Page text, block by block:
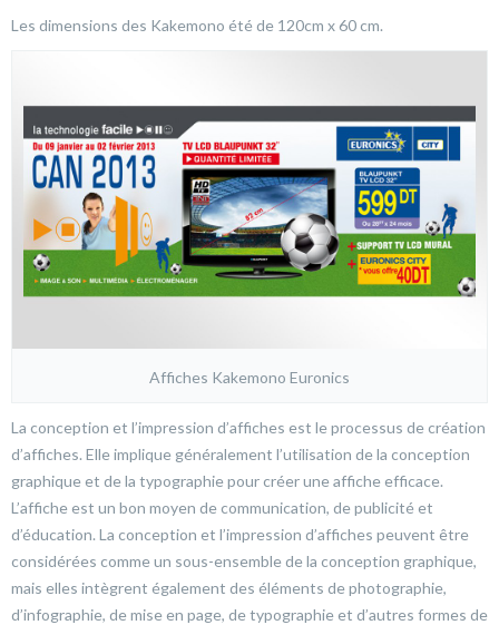
Les dimensions des Kakemono été de 120cm x 60 cm.
Affiches Kakemono Euronics
La conception et l’impression d’affiches est le processus de création
d’affiches. Elle implique généralement l’utilisation de la conception
graphique et de la typographie pour créer une affiche efficace.
L’affiche est un bon moyen de communication, de publicité et
d’éducation. La conception et l’impression d’affiches peuvent être
considérées comme un sous-ensemble de la conception graphique,
mais elles intègrent également des éléments de photographie,
d’infographie, de mise en page, de typographie et d’autres formes de